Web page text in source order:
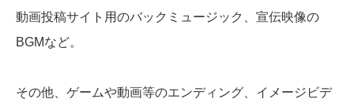
動画投稿サイト用のバックミュージック、宣伝映像の
BGMなど。
その他、ゲームや動画等のエンディング、イメージビデ